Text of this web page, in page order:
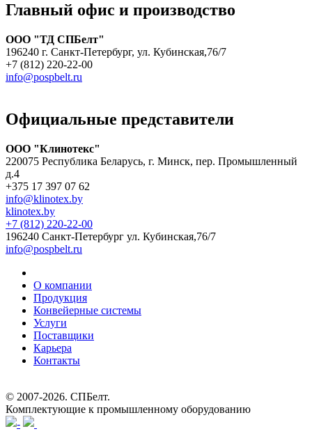
Главный офис и производство
ООО "ТД СПБелт"
196240 г. Санкт-Петербург, ул. Кубинская,76/7
+7 (812) 220-22-00
info@pospbelt.ru
Официальные представители
ООО "Клинотекс"
220075 Республика Беларусь, г. Минск, пер. Промышленный
д.4
+375 17 397 07 62
info@klinotex.by
klinotex.by
+7 (812) 220-22-00
196240 Санкт-Петербург ул. Кубинская,76/7
info@pospbelt.ru
О компании
Продукция
Конвейерные системы
Услуги
Поставщики
Карьера
Контакты
© 2007-2026. СПБелт.
Комплектующие к промышленному оборудованию